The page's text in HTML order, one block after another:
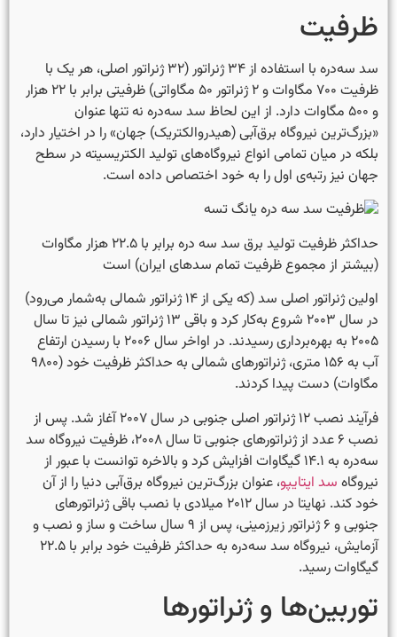
ظرفیت
سد سه‌دره با استفاده از ۳۴ ژنراتور (۳۲ ژنراتور اصلی، هر یک با
ظرفیت ۷۰۰ مگاوات و ۲ ژنراتور ۵۰ مگاواتی) ظرفیتی برابر با ۲۲ هزار
و ۵۰۰ مگاوات دارد. از این لحاظ سد سه‌دره نه تنها عنوان
«بزرگ‌ترین نیروگاه برق‌آبی (هیدروالکتریک) جهان» را در اختیار دارد،
بلکه در میان تمامی انواع نیروگاه‌های تولید الکتریسیته در سطح
جهان نیز رتبه‌ی اول را به خود اختصاص داده است.
حداکثر ظرفیت تولید برق سد سه دره برابر با ۲۲.۵ هزار مگاوات
(بیشتر از مجموع ظرفیت تمام سدهای ایران) است
اولین ژنراتور اصلی سد (که یکی از ۱۴ ژنراتور شمالی به‌شمار می‌رود)
در سال ۲۰۰۳ شروع به‌کار کرد و باقی ۱۳ ژنراتور شمالی نیز تا سال
۲۰۰۵ به بهره‌برداری رسیدند. در اواخر سال ۲۰۰۶ با رسیدن ارتفاع
آب به ۱۵۶ متری، ژنراتورهای شمالی به حداکثر ظرفیت خود (۹۸۰۰
مگاوات) دست پیدا کردند.
فرآیند نصب ۱۲ ژنراتور اصلی جنوبی در سال ۲۰۰۷ آغاز شد. پس از
نصب ۶ عدد از ژنراتورهای جنوبی تا سال ۲۰۰۸، ظرفیت نیروگاه سد
سه‌دره به ۱۴.۱ گیگاوات افزایش کرد و بالاخره توانست با عبور از
نیروگاه سد ایتایپو، عنوان بزرگ‌ترین نیروگاه برق‌آبی دنیا را از آن
خود کند. نهایتا در سال ۲۰۱۲ میلادی با نصب باقی ژنراتورهای
جنوبی و ۶ ژنراتور زیرزمینی، پس از ۹ سال ساخت و ساز و نصب و
آزمایش، نیروگاه سد سه‌دره به حداکثر ظرفیت خود برابر با ۲۲.۵
گیگاوات رسید.
توربین‌ها و ژنراتورها